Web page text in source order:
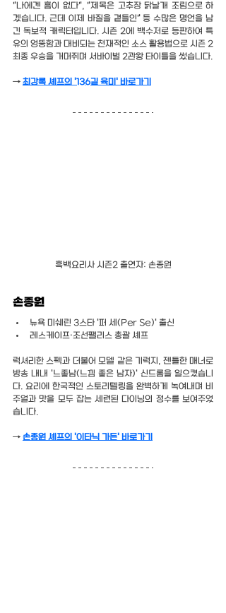
"나에겐 흠이 없다", "제목은 고추장 닭날개 조림으로 하
겠습니다. 근데 이제 바질을 곁들인" 등 수많은 명언을 남
긴 독보적 캐릭터입니다. 시즌 2에 백수저로 등판하여 특
유의 엉뚱함과 대비되는 천재적인 소스 활용법으로 시즌 2
최종 우승을 거머쥐며 서바이벌 2관왕 타이틀을 썼습니다.
→ 최강록 셰프의 '136길 육미' 바로가기
흑백요리사 시즌2 출연자: 손종원
손종원
뉴욕 미쉐린 3스타 '퍼 세(Per Se)' 출신
레스케이프·조선팰리스 총괄 셰프
럭셔리한 스펙과 더불어 모델 같은 기럭지, 젠틀한 매너로
방송 내내 '느좋남(느낌 좋은 남자)' 신드롬을 일으켰습니
다. 요리에 한국적인 스토리텔링을 완벽하게 녹여내며 비
주얼과 맛을 모두 잡는 세련된 다이닝의 정수를 보여주었
습니다.
→ 손종원 셰프의 '이타닉 가든' 바로가기